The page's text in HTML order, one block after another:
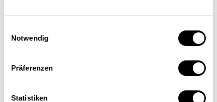
Notwendig
Präferenzen
Statistiken
fascinants et protégés. Bien
qu’irremplaçables, ces atouts
ne suffisent plus à déclencher
l’envie de voyager en Suisse;